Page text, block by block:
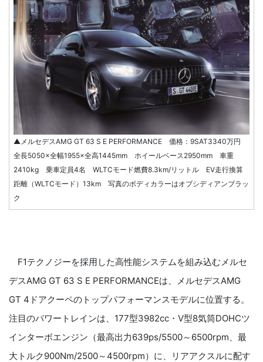
▲メルセデスAMG GT 63 S E PERFORMANCE 価格：9SAT3340万円
全長5050×全幅1955×全高1445mm ホイールベース2950mm 車重
2410kg 乗車定員4名 WLTCモード燃費8.3km/リットル EV走行換算
距離（WLTCモード）13km 写真のボディカラーはオブシディアンブラッ
ク
F1テクノジーを採用した高性能システムを組み込むメルセ
デスAMG GT 63 S E PERFORMANCEは、メルセデスAMG
GT 4ドアクーペのトップパフォーマンスモデルに位置する。
注目のパワートレインは、177型3982cc・V型8気筒DOHCツ
インターボエンジン（最高出力639ps/5500～6500rpm、最
大トルク900Nm/2500～4500rpm）に、リアアクスルに配す